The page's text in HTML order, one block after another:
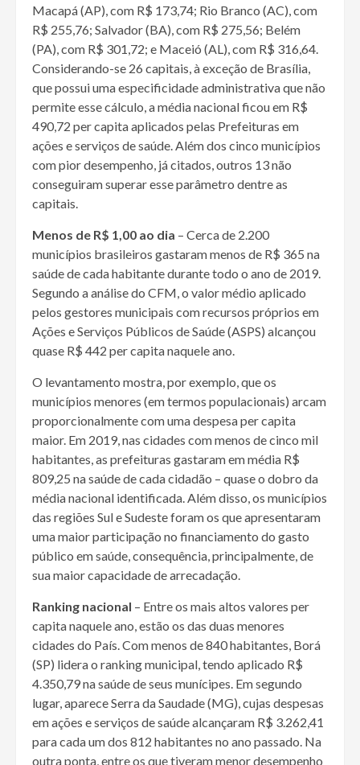
Macapá (AP), com R$ 173,74; Rio Branco (AC), com
R$ 255,76; Salvador (BA), com R$ 275,56; Belém
(PA), com R$ 301,72; e Maceió (AL), com R$ 316,64.
Considerando-se 26 capitais, à exceção de Brasília,
que possui uma especificidade administrativa que não
permite esse cálculo, a média nacional ficou em R$
490,72 per capita aplicados pelas Prefeituras em
ações e serviços de saúde. Além dos cinco municípios
com pior desempenho, já citados, outros 13 não
conseguiram superar esse parâmetro dentre as
capitais.
Menos de R$ 1,00 ao dia – Cerca de 2.200
municípios brasileiros gastaram menos de R$ 365 na
saúde de cada habitante durante todo o ano de 2019.
Segundo a análise do CFM, o valor médio aplicado
pelos gestores municipais com recursos próprios em
Ações e Serviços Públicos de Saúde (ASPS) alcançou
quase R$ 442 per capita naquele ano.
O levantamento mostra, por exemplo, que os
municípios menores (em termos populacionais) arcam
proporcionalmente com uma despesa per capita
maior. Em 2019, nas cidades com menos de cinco mil
habitantes, as prefeituras gastaram em média R$
809,25 na saúde de cada cidadão – quase o dobro da
média nacional identificada. Além disso, os municípios
das regiões Sul e Sudeste foram os que apresentaram
uma maior participação no financiamento do gasto
público em saúde, consequência, principalmente, de
sua maior capacidade de arrecadação.
Ranking nacional – Entre os mais altos valores per
capita naquele ano, estão os das duas menores
cidades do País. Com menos de 840 habitantes, Borá
(SP) lidera o ranking municipal, tendo aplicado R$
4.350,79 na saúde de seus munícipes. Em segundo
lugar, aparece Serra da Saudade (MG), cujas despesas
em ações e serviços de saúde alcançaram R$ 3.262,41
para cada um dos 812 habitantes no ano passado. Na
outra ponta, entre os que tiveram menor desempenho